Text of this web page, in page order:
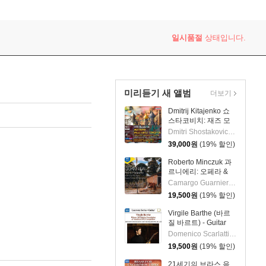
일시품절 상태입니다.
미리듣기 새 앨범
Dmitrij Kitajenko 쇼
스타코비치: 재즈 모
음곡, 발레 모음곡, 협
주곡들
(Shostakovich: Jazz
Suite; Ballet Suites;
Concertos)
Dmitri Shostakovich 작곡 외 6명
39,000원 (19% 할인)
Roberto Minczuk 과
르니에리: 오페라 &
관현악 작품집
(Guarnieri: Pedro
Malazarte)
Camargo Guarnieri 작곡 외 2명
19,500원 (19% 할인)
Virgile Barthe (바르
질 바르트) - Guitar
Recital (기타 리사이
틀)
Domenico Scarlatti 작곡 외 5명
19,500원 (19% 할인)
21세기의 브라스 음
더보기